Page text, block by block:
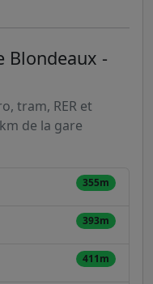
Blondeaux -
tram, RER et
de la gare
355m
393m
411m